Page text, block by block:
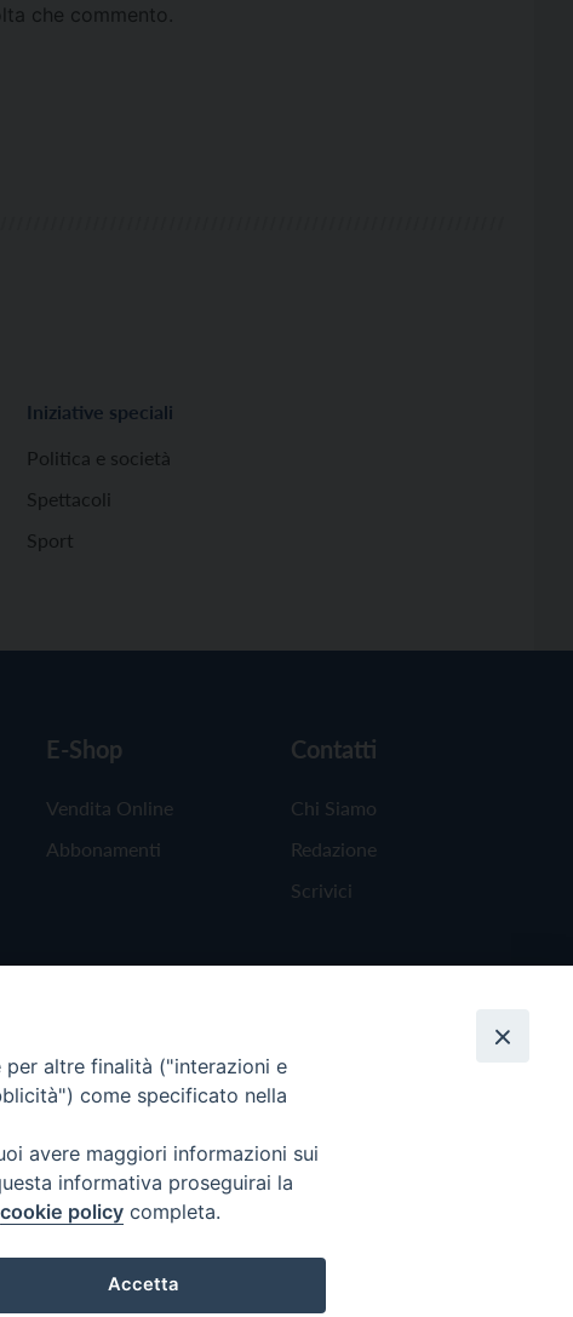
che commento.
Iniziative speciali
Politica e società
Spettacoli
Sport
E-Shop
Vendita Online
Abbonamenti
Contatti
Chi Siamo
Redazione
Scrivici
altre finalità ("interazioni e
come specificato nella
avere maggiori informazioni sui
informativa proseguirai la
cookie policy completa.
Accetta